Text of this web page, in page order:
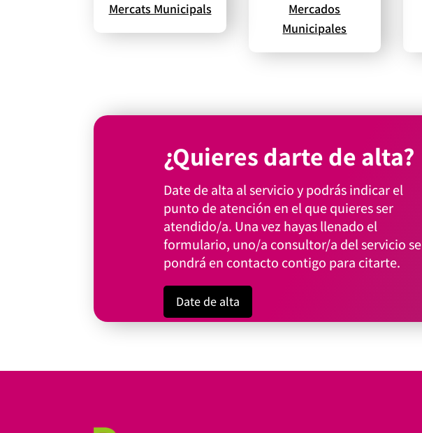
Mercats Municipals
Mercados
Municipales
¿Quieres darte de alta?
Date de alta al servicio y podrás indicar el
punto de atención en el que quieres ser
atendido/a. Una vez hayas llenado el
formulario, uno/a consultor/a del servicio se
pondrá en contacto contigo para citarte.
Date de alta